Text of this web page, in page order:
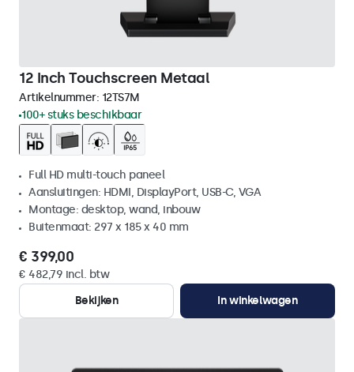
12 Inch Touchscreen Metaal
Artikelnummer: 12TS7M
100+ stuks beschikbaar
Full HD multi-touch paneel
Aansluitingen: HDMI, DisplayPort, USB-C, VGA
Montage: desktop, wand, inbouw
Buitenmaat: 297 x 185 x 40 mm
€ 399,00
€ 482,79 incl. btw
Bekijken
In winkelwagen